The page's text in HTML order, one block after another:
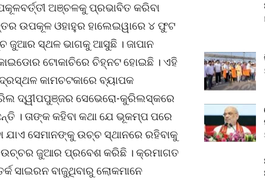
ଅଞ୍ଚଳକୁ ପ୍ରଭାବିତ କରିବା
ଉପକୂଳ ଓହାହୁର ହାଲେଇୱାରେ ୪ ଫୁଟ
ଜୁଆର ସ୍ଥଳ ଭାଗକୁ ଆସୁଛି । ଜାପାନ
ଟୋକାଚିରେ ଚିହ୍ନଟ ହୋଇଛି । ଏହି
କାମଚଟକାରେ ବ୍ୟାପକ
ଦ୍ୱୀପପୁଞ୍ଜର ସେଭେରୋ-କୁରିଲସ୍କରେ
। ତାଙ୍କ କହିବା କଥା ଯେ ଭୂକମ୍ପ ପରେ
ଯାଏ ସେମାନଙ୍କୁ ଉଚ୍ଚ ସ୍ଥାନରେ ରହିବାକୁ
ଉଚ୍ଚର ଜୁଆର ପ୍ରବେଶ କରିଛି । କ୍ରମାଗତ
ସାଇରନ ବାଜୁଥିବାରୁ ଲୋକମାନେ